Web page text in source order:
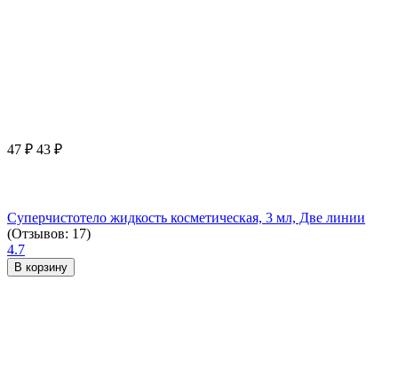
47 ₽ 43 ₽
Суперчистотело жидкость косметическая, 3 мл, Две линии
(Отзывов: 17)
4.7
В корзину